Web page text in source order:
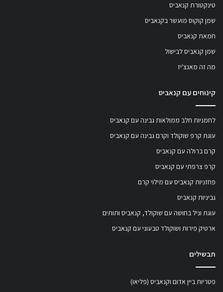
טינקטורת קנאביס
שמן קוקוס מועשר בקנאביס
חמאת קנאביס
שמן קנאביס לבישול
מה זה מאנצ'יז
קינוחים עם קנאביס
לחמניות חלב ממולאות גבינה עם קנאביס
עוגת קרפ שוקולד וקרם גבינה עם קנאביס
קרם ברולה עם קנאביס
קרפ צרפתי עם קנאביס
פחזניות קנאביס עם מילוי קרם
גביניות קנאביס
עוגת וניל בחושה עם שוקולד, קנאביס ותותים
ארטיק פירות ושוקולד טבעוני עם קנאביס
תבשילים
פטריות ביין אדום וקנאביס (פליאו)